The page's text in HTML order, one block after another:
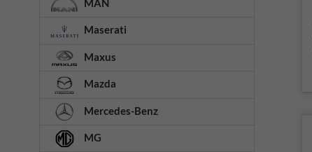
MAN
Maserati
Maxus
Mazda
Mercedes-Benz
MG